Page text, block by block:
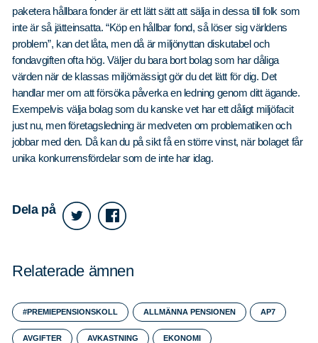
paketera hållbara fonder är ett lätt sätt att sälja in dessa till folk som
inte är så jätteinsatta. “Köp en hållbar fond, så löser sig världens
problem”, kan det låta, men då är miljönyttan diskutabel och
fondavgiften ofta hög. Väljer du bara bort bolag som har dåliga
värden när de klassas miljömässigt gör du det lätt för dig. Det
handlar mer om att försöka påverka en ledning genom ditt ägande.
Exempelvis välja bolag som du kanske vet har ett dåligt miljöfacit
just nu, men företagsledning är medveten om problematiken och
jobbar med den. Då kan du på sikt få en större vinst, när bolaget får
unika konkurrensfördelar som de inte har idag.
Dela på
Relaterade ämnen
#PREMIEPENSIONSKOLL ALLMÄNNA PENSIONEN AP7
AVGIFTER AVKASTNING EKONOMI